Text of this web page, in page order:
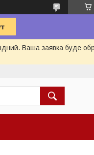
Ваша заявка буде